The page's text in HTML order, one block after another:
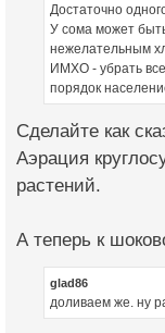
Достаточно
У сома может
нежелательным
ИМХО - убрать
порядок
Сделайте как
Аэрация
растений.
А теперь к
glad86
доливаем же. ну